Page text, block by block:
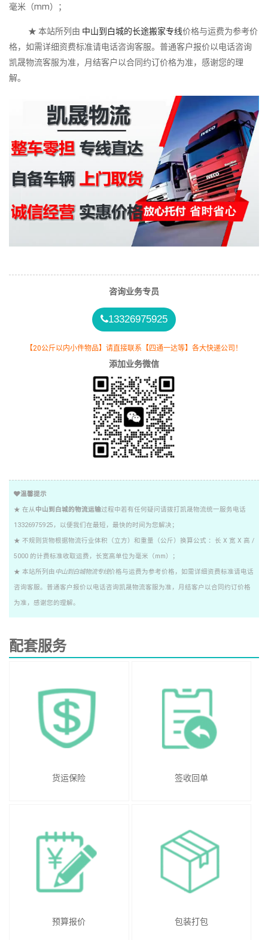
毫米（mm）；
★ 本站所列由 中山到白城的长途搬家专线价格与运费为参考价
格，如需详细资费标准请电话咨询客服。普通客户报价以电话咨询
凯晟物流客服为准，月结客户以合同约订价格为准，感谢您的理
解。
咨询业务专员
13326975925
【20公斤以内小件物品】请直接联系【四通一达等】各大快递公司！
添加业务微信
温馨提示
★ 在从中山到白城的物流运输过程中若有任何疑问请拨打凯晟物流统一服务电话
13326975925，以便我们在最短，最快的时间为您解决；
★ 不规则货物根据物流行业体积（立方）和重量（公斤）换算公式 ：长 X 宽 X 高 /
5000 的计费标准收取运费，长宽高单位为毫米（mm）；
★ 本站所列由中山到白城物流专线价格与运费为参考价格，如需详细资费标准请电话
咨询客服。普通客户报价以电话咨询凯晟物流客服为准，月结客户以合同约订价格
为准，感谢您的理解。
配套服务
货运保险 签收回单
预算报价 包装打包